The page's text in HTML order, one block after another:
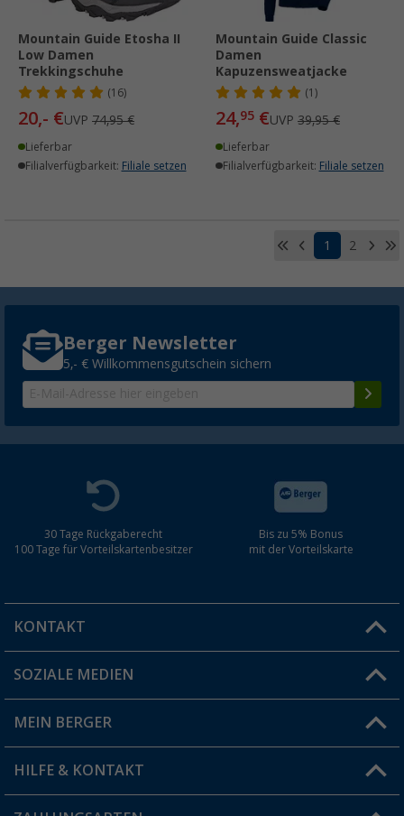
Mountain Guide Etosha II
Low Damen
Trekkingschuhe
(16)
20,- €UVP 74,95 €
Lieferbar
Filialverfügbarkeit: Filiale setzen
Mountain Guide Classic
Damen
Kapuzensweatjacke
(1)
24,95 €UVP 39,95 €
Lieferbar
Filialverfügbarkeit: Filiale setzen
1 2
Berger Newsletter
5,- € Willkommensgutschein sichern
30 Tage Rückgaberecht
100 Tage für Vorteilskartenbesitzer
Bis zu 5% Bonus
mit der Vorteilskarte
KONTAKT
Du hast eine Frage?
Filiale finden
SOZIALE MEDIEN
MEIN BERGER
Vorteilskarte
Blog
HILFE & KONTAKT